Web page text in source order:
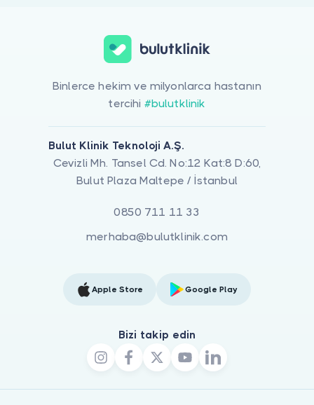
Binlerce hekim ve milyonlarca hastanın
tercihi #bulutklinik
Bulut Klinik Teknoloji A.Ş.
Cevizli Mh. Tansel Cd. No:12 Kat:8 D:60,
Bulut Plaza Maltepe / İstanbul
0850 711 11 33
merhaba@bulutklinik.com
Apple Store Google Play
Bizi takip edin